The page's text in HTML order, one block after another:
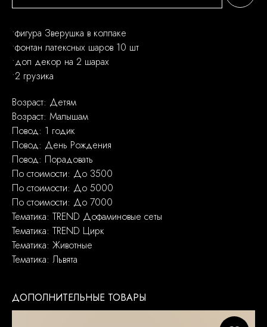
•фигура Зверушка в колпаке
•фонтан латексных шаров 10 шт
•доп декор на 2 шарах
•2 грузика
Возраст: Детям
Возраст: Малышам
Повод: 1 годик
Повод: День Рождения
Повод: Порадовать
По стоимости: До 3500
По стоимости: До 5000
По стоимости: До 7000
Тематика: TREND Дофаминовые сеты
Тематика: TREND Цирк
Тематика: Животные
Тематика: Львята
ДОПОЛНИТЕЛЬНЫЕ ТОВАРЫ